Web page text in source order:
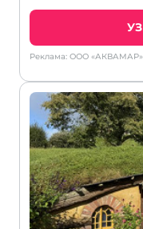
Реклама: ООО «АКВАМАР»